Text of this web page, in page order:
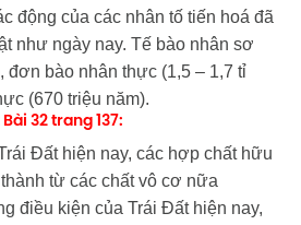
động của các nhân tố tiến hoá đã
như ngày nay. Tế bào nhân sơ
đơn bào nhân thực (1,5 – 1,7 tỉ
(670 triệu năm).
32 trang 137:
Đất hiện nay, các hợp chất hữu
từ các chất vô cơ nữa
điều kiện của Trái Đất hiện nay,